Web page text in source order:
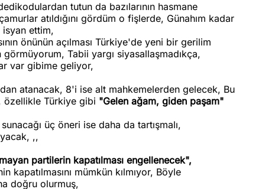
tutun da bazılarının hasmane
atıldığını gördüm o fişlerde, Günahım kadar
isyan ettim,
önünün açılması Türkiye'de yeni bir gerilim
Tabii yargı siyasallaşmadıkça,
var gibime geliyor,
atanacak, 8'i ise alt mahkemelerden gelecek, Bu
özellikle Türkiye gibi "Gelen ağam, giden paşam"
üç öneri ise daha da tartışmalı,
,,
partilerin kapatılması engellenecek",
kapatılmasını mümkün kılmıyor, Böyle
doğru olurmuş,